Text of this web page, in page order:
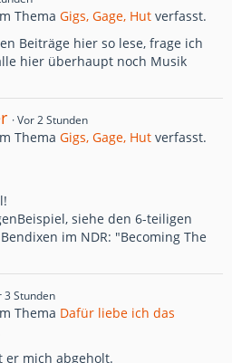
Thema Gigs, Gage, Hut verfasst.
Beiträge hier so lese, frage ich
hier überhaupt noch Musik
Vor 2 Stunden
Thema Gigs, Gage, Hut verfasst.
siehe den 6-teiligen
im NDR: "Becoming The
3 Stunden
Thema Dafür liebe ich das
er mich abgeholt.